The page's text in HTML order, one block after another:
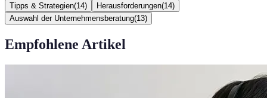
Tipps & Strategien(14) Herausforderungen(14)
Auswahl der Unternehmensberatung(13)
Empfohlene Artikel